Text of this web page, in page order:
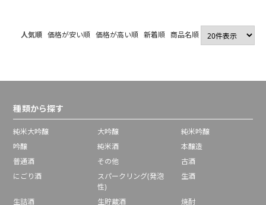
人気順 価格が安い順 価格が高い順 新着順 商品名順
種類から探す
純米大吟醸 大吟醸
純米吟醸
吟醸
純米酒
本醸造
普通酒
その他
古酒
にごり酒
スパークリング(発泡
性)
生酒
生詰酒 生貯蔵酒
焼酎